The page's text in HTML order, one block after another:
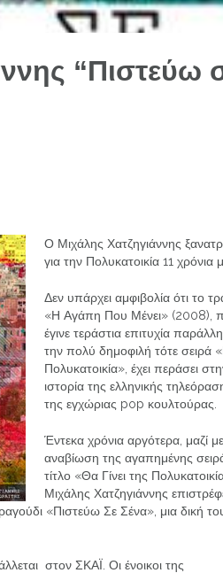
“Πιστεύω
Ο Μιχάλης Χατζηγιάννης
για την Πολυκατοικία 11 χρόνια
Δεν υπάρχει αμφιβολία ότι το
«Η Αγάπη Που Μένει» (2008),
έγινε τεράστια επιτυχία
την πολύ δημοφιλή τότε σειρά
Πολυκατοικία», έχει περάσει
ιστορία της ελληνικής
της εγχώριας pop κουλτούρας.
Έντεκα χρόνια αργότερα, μαζί
αναβίωση της αγαπημένης
τίτλο «Θα Γίνει της
Μιχάλης Χατζηγιάννης
«Πιστεύω Σε Σένα», μια δική
στον ΣΚΑΪ. Οι ένοικοι της